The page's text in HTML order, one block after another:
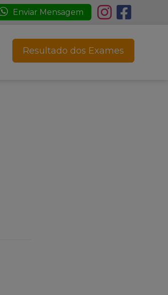
Enviar Mensagem
Resultado dos Exames